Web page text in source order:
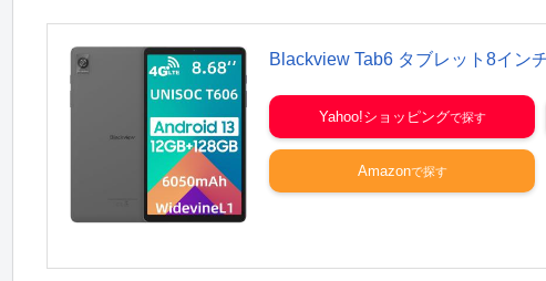
Blackview Tab6 タブレット8イン
Yahoo!ショッピング
Amazon